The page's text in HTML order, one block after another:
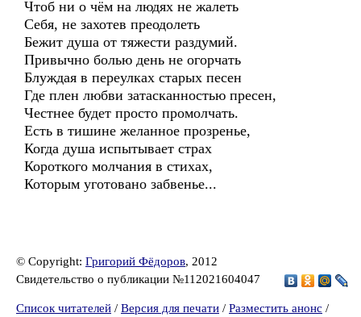
Чтоб ни о чём на людях не жалеть
Себя, не захотев преодолеть
Бежит душа от тяжести раздумий.
Привычно болью день не огорчать
Блуждая в переулках старых песен
Где плен любви затасканностью пресен,
Честнее будет просто промолчать.
Есть в тишине желанное прозренье,
Когда душа испытывает страх
Короткого молчания в стихах,
Которым уготовано забвенье...
© Copyright: Григорий Фёдоров, 2012
Свидетельство о публикации №112021604047
Список читателей / Версия для печати / Разместить анонс /